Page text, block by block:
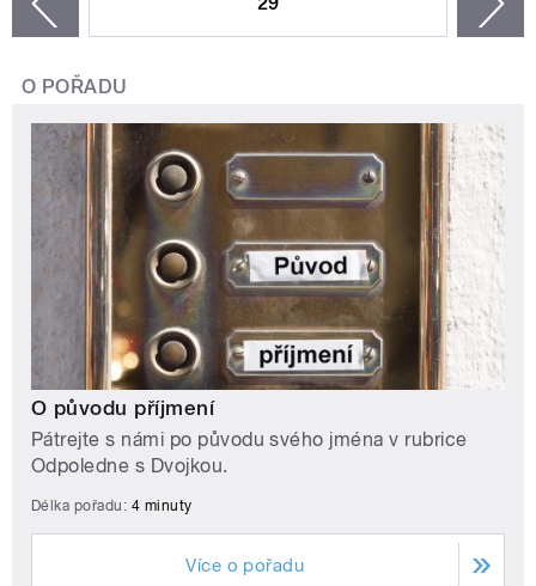
O POŘADU
O původu příjmení
Pátrejte s námi po původu svého jména v rubrice
Odpoledne s Dvojkou.
Délka pořadu: 4 minuty
Více o pořadu